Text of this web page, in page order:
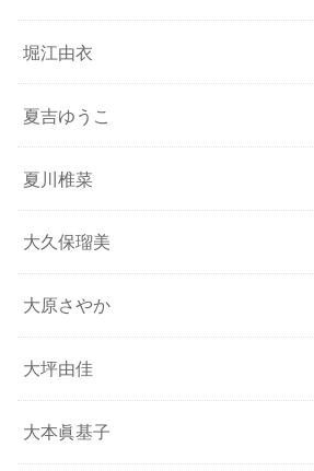
堀江由衣
夏吉ゆうこ
夏川椎菜
大久保瑠美
大原さやか
大坪由佳
大本眞基子